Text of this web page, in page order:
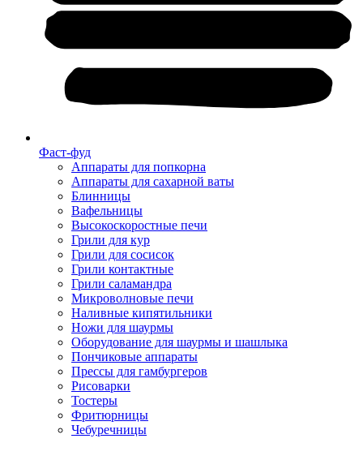
Фаст-фуд
Аппараты для попкорна
Аппараты для сахарной ваты
Блинницы
Вафельницы
Высокоскоростные печи
Грили для кур
Грили для сосисок
Грили контактные
Грили саламандра
Микроволновые печи
Наливные кипятильники
Ножи для шаурмы
Оборудование для шаурмы и шашлыка
Пончиковые аппараты
Прессы для гамбургеров
Рисоварки
Тостеры
Фритюрницы
Чебуречницы